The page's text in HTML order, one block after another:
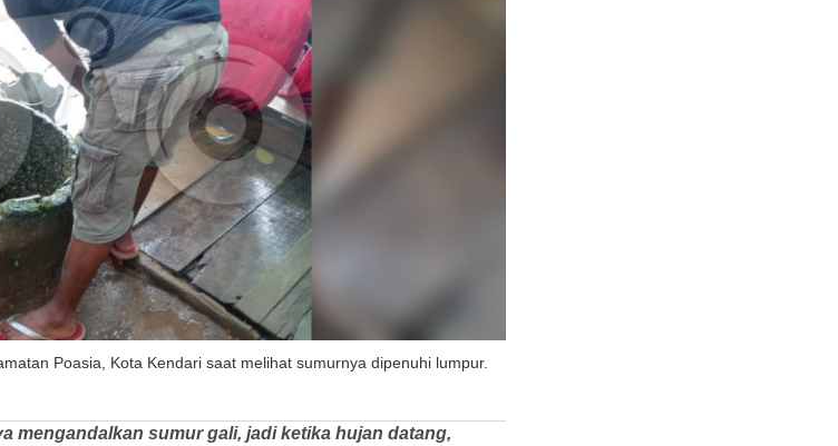
Poasia, Kota Kendari saat melihat sumurnya dipenuhi lumpur.
mengandalkan sumur gali, jadi ketika hujan datang,